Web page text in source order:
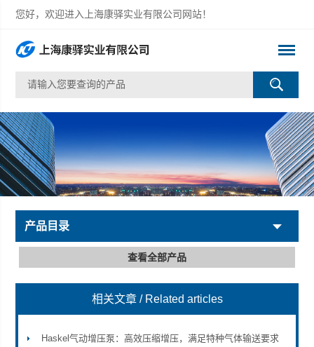
您好，欢迎进入上海康驿实业有限公司网站！
产品目录
查看全部产品
相关文章 / Related articles
Haskel气动增压泵：高效压缩增压，满足特种气体输送要求